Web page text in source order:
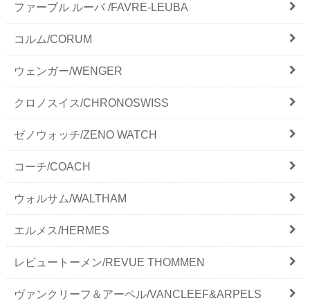
ファーブル ルーバ /FAVRE-LEUBA
コルム/CORUM
ウェンガー/WENGER
クロノスイス/CHRONOSWISS
ゼノウォッチ/ZENO WATCH
コーチ/COACH
ウォルサム/WALTHAM
エルメス/HERMES
レビュートーメン/REVUE THOMMEN
ヴァンクリーフ＆アーペル/VANCLEEF&ARPELS